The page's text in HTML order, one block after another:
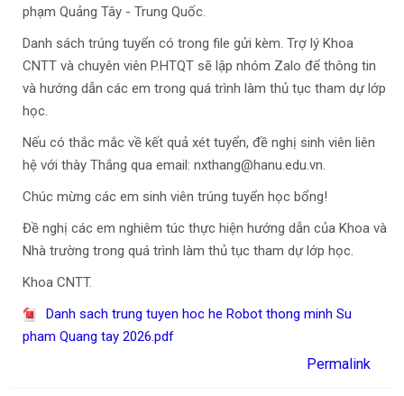
phạm Quảng Tây - Trung Quốc.
Danh sách trúng tuyển có trong file gửi kèm. Trợ lý Khoa
CNTT và chuyên viên P.HTQT sẽ lập nhóm Zalo để thông tin
và hướng dẫn các em trong quá trình làm thủ tục tham dự lớp
học.
Nếu có thắc mắc về kết quả xét tuyển, đề nghị sinh viên liên
hệ với thày Thắng qua email: nxthang@hanu.edu.vn.
Chúc mừng các em sinh viên trúng tuyển học bổng!
Đề nghị các em nghiêm túc thực hiện hướng dẫn của Khoa và
Nhà trường trong quá trình làm thủ tục tham dự lớp học.
Khoa CNTT.
Danh sach trung tuyen hoc he Robot thong minh Su
pham Quang tay 2026.pdf
Permalink